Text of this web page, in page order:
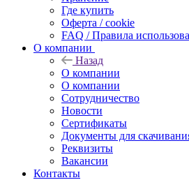
Где купить
Оферта / cookie
FAQ / Правила
О компании
Назад
О компании
О компании
Сотрудничество
Новости
Сертификаты
Документы для
Реквизиты
Вакансии
Контакты